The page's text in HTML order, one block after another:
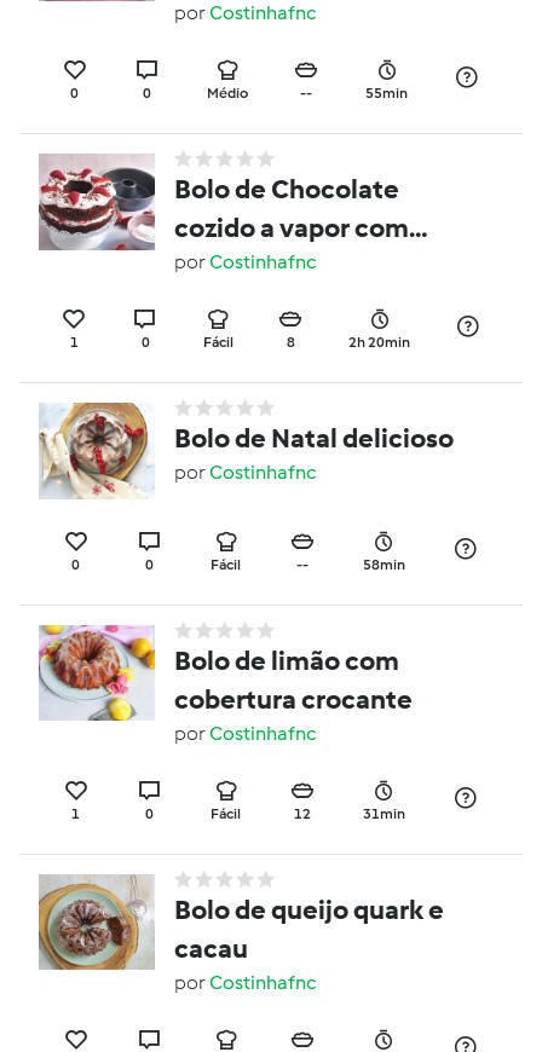
corneto de morango
porCostinhafnc
0 0 Médio -- 55min
Bolo de Chocolate
cozido a vapor com
chantilly e morangos
porCostinhafnc
1 0 Fácil 8 2h 20min
Bolo de Natal delicioso
porCostinhafnc
0 0 Fácil -- 58min
Bolo de limão com
cobertura crocante
porCostinhafnc
1 0 Fácil 12 31min
Bolo de queijo quark e
cacau
porCostinhafnc